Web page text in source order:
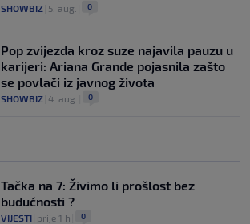
SHOWBIZ 5. aug. 0
Pop zvijezda kroz suze najavila pauzu u
karijeri: Ariana Grande pojasnila zašto
se povlači iz javnog života
SHOWBIZ 4. aug. 0
Tačka na 7: Živimo li prošlost bez
budućnosti ?
VIJESTI prije 1 h 0